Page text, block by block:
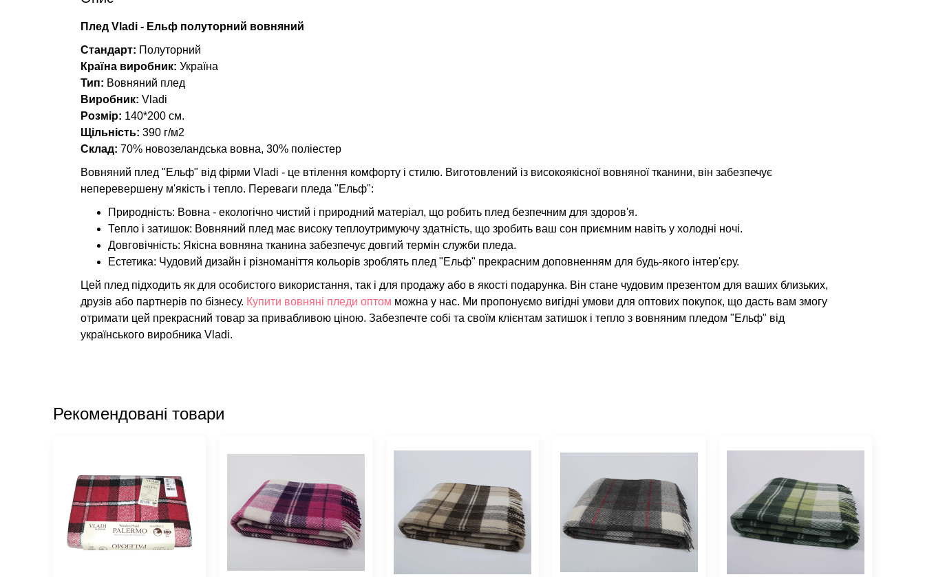
Плед Vladi - Ельф полуторний вовняний
Стандарт: Полуторний
Країна виробник: Україна
Тип: Вовняний плед
Виробник: Vladi
Розмір: 140*200 см.
Щільність: 390 г/м2
Склад: 70% новозеландська вовна, 30% поліестер
Вовняний плед "Ельф" від фірми Vladi - це втілення комфорту і стилю. Виготовлений із високоякісної вовняної тканини, він забезпечує
неперевершену м'якість і тепло. Переваги пледа "Ельф":
Природність: Вовна - екологічно чистий і природний матеріал, що робить плед безпечним для здоров'я.
Тепло і затишок: Вовняний плед має високу теплоутримуючу здатність, що зробить ваш сон приємним навіть у холодні ночі.
Довговічність: Якісна вовняна тканина забезпечує довгий термін служби пледа.
Естетика: Чудовий дизайн і різноманіття кольорів зроблять плед "Ельф" прекрасним доповненням для будь-якого інтер'єру.
Цей плед підходить як для особистого використання, так і для продажу або в якості подарунка. Він стане чудовим презентом для ваших близьких,
друзів або партнерів по бізнесу. Купити вовняні пледи оптом можна у нас. Ми пропонуємо вигідні умови для оптових покупок, що дасть вам змогу
отримати цей прекрасний товар за привабливою ціною. Забезпечте собі та своїм клієнтам затишок і тепло з вовняним пледом "Ельф" від
українського виробника Vladi.
Рекомендовані товари